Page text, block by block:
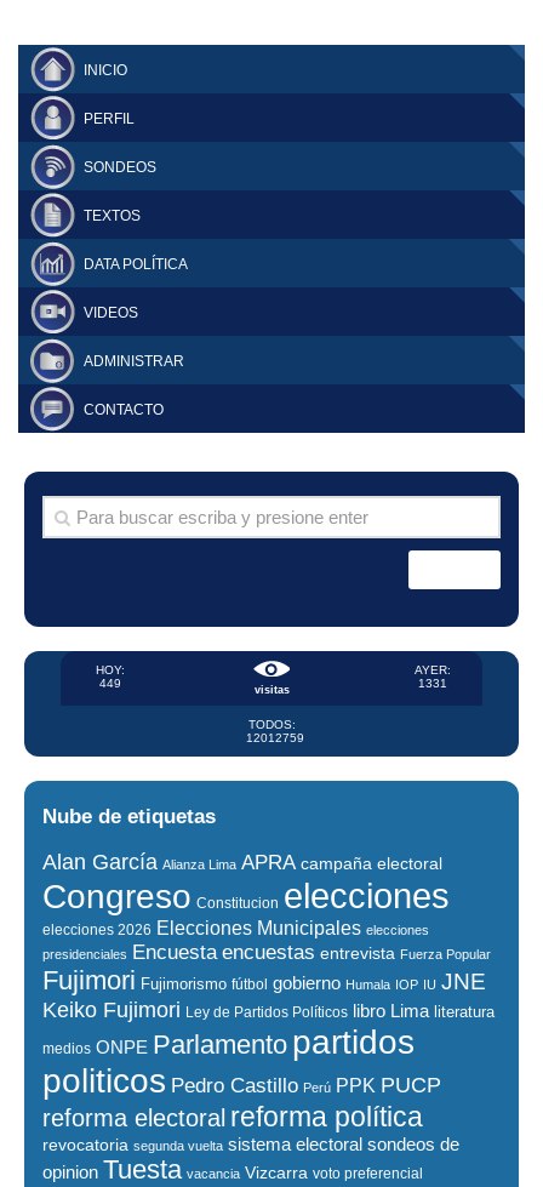
INICIO
PERFIL
SONDEOS
TEXTOS
DATA POLÍTICA
VIDEOS
ADMINISTRAR
CONTACTO
visitas
HOY:
449
AYER:
1331
TODOS:
12012759
Nube de etiquetas
Alan García Alianza Lima APRA campaña electoral
Congreso Constitucion elecciones
elecciones 2026 Elecciones Municipales elecciones
presidenciales Encuesta encuestas entrevista Fuerza Popular
Fujimori Fujimorismo fútbol gobierno Humala IOP IU JNE
Keiko Fujimori Ley de Partidos Políticos libro Lima literatura
medios ONPE Parlamento partidos
politicos Pedro Castillo Perú PPK PUCP
reforma electoral reforma política
revocatoria segunda vuelta sistema electoral sondeos de
opinion Tuesta vacancia Vizcarra voto preferencial